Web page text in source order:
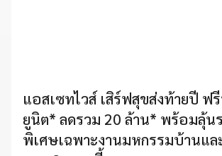
แอสเซทไวส์ เสิร์ฟสุขส่งท้ายปี ฟ
ยูนิต* ลดรวม 20 ล้าน* พร้อมลุ้นร
พิเศษเฉพาะงานมหกรรมบ้านแ